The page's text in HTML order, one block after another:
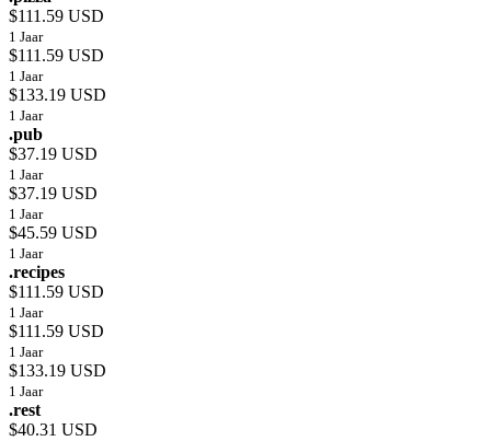
$111.59 USD
1 Jaar
$111.59 USD
1 Jaar
$133.19 USD
1 Jaar
.pub
$37.19 USD
1 Jaar
$37.19 USD
1 Jaar
$45.59 USD
1 Jaar
.recipes
$111.59 USD
1 Jaar
$111.59 USD
1 Jaar
$133.19 USD
1 Jaar
.rest
$40.31 USD